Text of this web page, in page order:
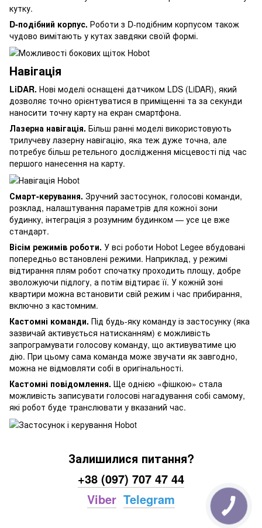
кутку.
D-подібний корпус. Роботи з D-подібним корпусом також
чудово вимітають у кутах завдяки своїй формі.
Навігація
LiDAR. Нові моделі оснащені датчиком LDS (LiDAR), який
дозволяє точно орієнтуватися в приміщенні та за секунди
наносити точну карту на екран смартфона.
Лазерна навігація. Більш ранні моделі використовують
трилучеву лазерну навігацію, яка теж дуже точна, але
потребує більш ретельного дослідження місцевості під час
першого нанесення на карту.
Смарт-керування. Зручний застосунок, голосові команди,
розклад, налаштування параметрів для кожної зони
будинку, інтеграція з розумним будинком — усе це вже
стандарт.
Вісім режимів роботи. У всі роботи Hobot Legee вбудовані
попередньо встановлені режими. Наприклад, у режимі
відтирання плям робот спочатку проходить площу, добре
зволожуючи підлогу, а потім відтирає її. У кожній зоні
квартири можна встановити свій режим і час прибирання,
включно з кастомним.
Кастомні команди. Під будь-яку команду із застосунку (яка
зазвичай активується натисканням) є можливість
запрограмувати голосову команду, що активуватиме цю
дію. При цьому сама команда може звучати як завгодно,
можна не відмовляти собі в оригінальності.
Кастомні повідомлення. Ще однією «фішкою» стала
можливість записувати голосові нагадування собі самому,
які робот буде транслювати у вказаний час.
Залишилися питання?
+38 (097) 707 47 44
Viber Telegram